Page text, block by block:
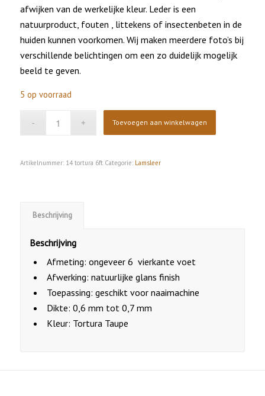
afwijken van de werkelijke kleur. Leder is een
natuurproduct, fouten , littekens of insectenbeten in de
huiden kunnen voorkomen. Wij maken meerdere foto’s bij
verschillende belichtingen om een zo duidelijk mogelijk
beeld te geven.
5 op voorraad
Toevoegen aan winkelwagen
Artikelnummer: 14 tortura 6ft Categorie: Lamsleer
Beschrijving
Beschrijving
Afmeting: ongeveer 6 vierkante voet
Afwerking: natuurlijke glans finish
Toepassing: geschikt voor naaimachine
Dikte: 0,6 mm tot 0,7 mm
Kleur: Tortura Taupe